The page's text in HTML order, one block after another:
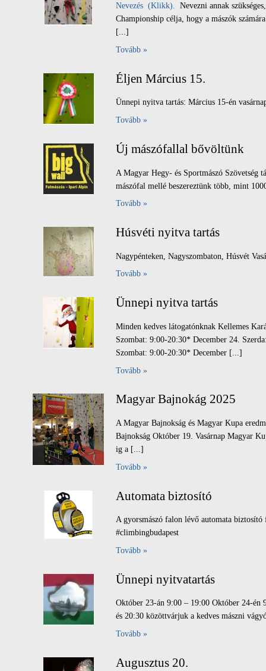
Nevezés (Klikk).
Nevezni annak
Championship célja, hogy a mászók
[...]
Tovább »
Éljen Március 15.
Ünnepi nyitva tartás: Március 15-én
Tovább »
Új mászófallal bővöltünk
A Magyar Hegy- és Sportmászó Szövetség
mászófal mellé beszereztünk több, mint
Tovább »
Húsvéti nyitva tartás
Nagypénteken, Nagyszombaton, Húsvét
Tovább »
Ünnepi nyitva tartás
Minden kedves látogatónknak Kellemes
Szombat: 9:00-20:30* December 24.
Szombat: 9:00-20:30* December [...]
Tovább »
Magyar Bajnokág 2025
A Magyar Bajnokság és Magyar Kupa
Bajnokság Október 19. Vasárnap Magyar
ig a [...]
Tovább »
Automata biztosító
A gyorsmászó falon lévő automata
#climbingbudapest
Tovább »
Ünnepi nyitvatartás
Október 23-án 9:00 – 19:00 Október 24-én
és 20:30 közöttvárjuk a kedves mászni
Tovább »
Augusztus 20.